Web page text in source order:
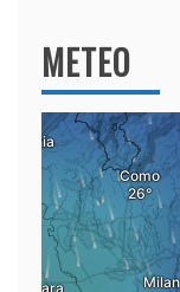
METEO